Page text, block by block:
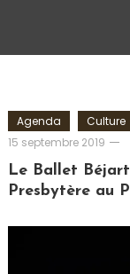
Agenda Culture
15 septembre 2019
Le Ballet
Presbytère au